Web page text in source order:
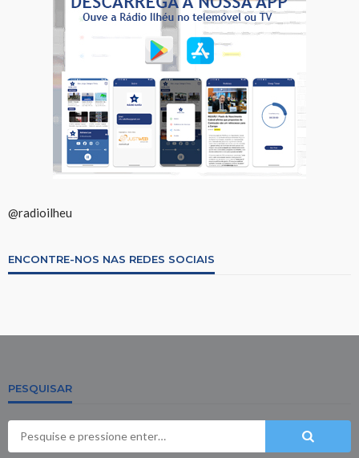
@radioilheu
ENCONTRE-NOS NAS REDES SOCIAIS
PESQUISAR